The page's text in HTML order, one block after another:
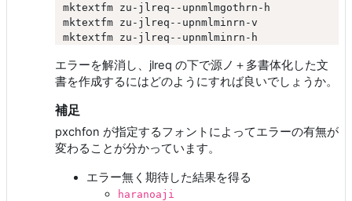
mktextfm zu-jlreq--upnmlmgothrn-h
mktextfm zu-jlreq--upnmlminrn-v
エラーを解消し、jlreq の下で源ノ＋多書体化した文
書を作成するにはどのようにすれば良いでしょうか。
補足
pxchfon が指定するフォントによってエラーの有無が
変わることが分かっています。
エラー無く期待した結果を得る
haranoaji